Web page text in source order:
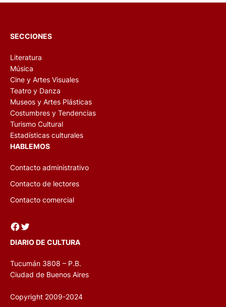
SECCIONES
Literatura
Música
Cine y Artes Visuales
Teatro y Danza
Museos y Artes Plásticas
Costumbres y Tendencias
Turismo Cultural
HABLEMOS
Contacto administrativo
Contacto de lectores
Contacto comercial
Facebook Twitter
DIARIO DE CULTURA
Ciudad de Buenos Aires